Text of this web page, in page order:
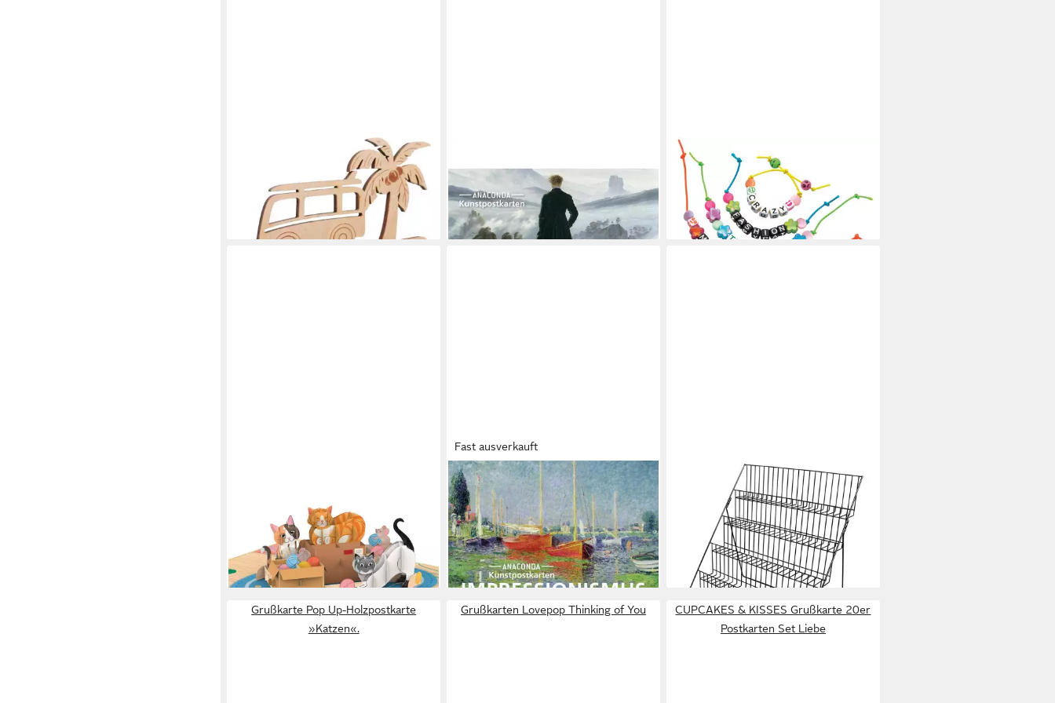
Grußkarten Geldgeschenk Holz
Dekoration personalisierbar
30,95 €
lieferbar - in 3-4 Werktagen bei dir
Grußkarte Postkarten-Set
»Romantik«.
ab 4,95 €
lieferbar - in 2-3 Werktagen bei dir
Geschenkkarte Spruch-Armbänder
13,99 €
lieferbar - in 2-3 Werktagen bei dir
Pop-Up Karte
8,90 €
lieferbar - in 2-3 Werktagen bei dir
Fast ausverkauft
ANACONDA
Postkarten-Set Impressionismus /
diverse
10,58 €
lieferbar - in 4-5 Werktagen bei dir
Grußkarten Grußkarten-
Ausstellungsstand
54,90 €
lieferbar - in 3-4 Werktagen bei dir
Grußkarte Pop Up-Holzpostkarte
»Katzen«.
Grußkarten Lovepop Thinking of You
CUPCAKES & KISSES Grußkarte 20er
Postkarten Set Liebe